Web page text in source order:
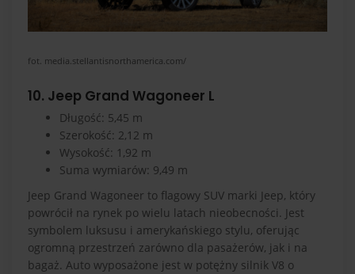
fot. media.stellantisnorthamerica.com/
10. Jeep Grand Wagoneer L
Długość: 5,45 m
Szerokość: 2,12 m
Wysokość: 1,92 m
Suma wymiarów: 9,49 m
Jeep Grand Wagoneer to flagowy SUV marki Jeep, który
powrócił na rynek po wielu latach nieobecności. Jest
symbolem luksusu i amerykańskiego stylu, oferując
ogromną przestrzeń zarówno dla pasażerów, jak i na
bagaż. Auto wyposażone jest w potężny silnik V8 o